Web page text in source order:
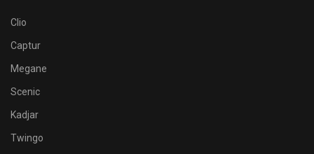
Clio
Captur
Megane
Scenic
Kadjar
Twingo